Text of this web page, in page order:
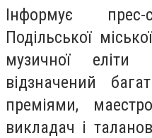
Інформує
Подільської
музичної
відзначений
преміями,
викладач і